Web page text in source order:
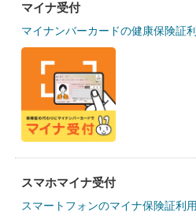
マイナ受付
マイナンバーカードの健康保険証
スマホマイナ受付
スマートフォンのマイナ保険証利